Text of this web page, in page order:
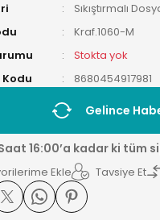
Sıkıştırmalı
Kraf.1060-M
Stokta yok
8680454917981
Gelince
16:00’a kadar ki tüm
Tavsiye Et